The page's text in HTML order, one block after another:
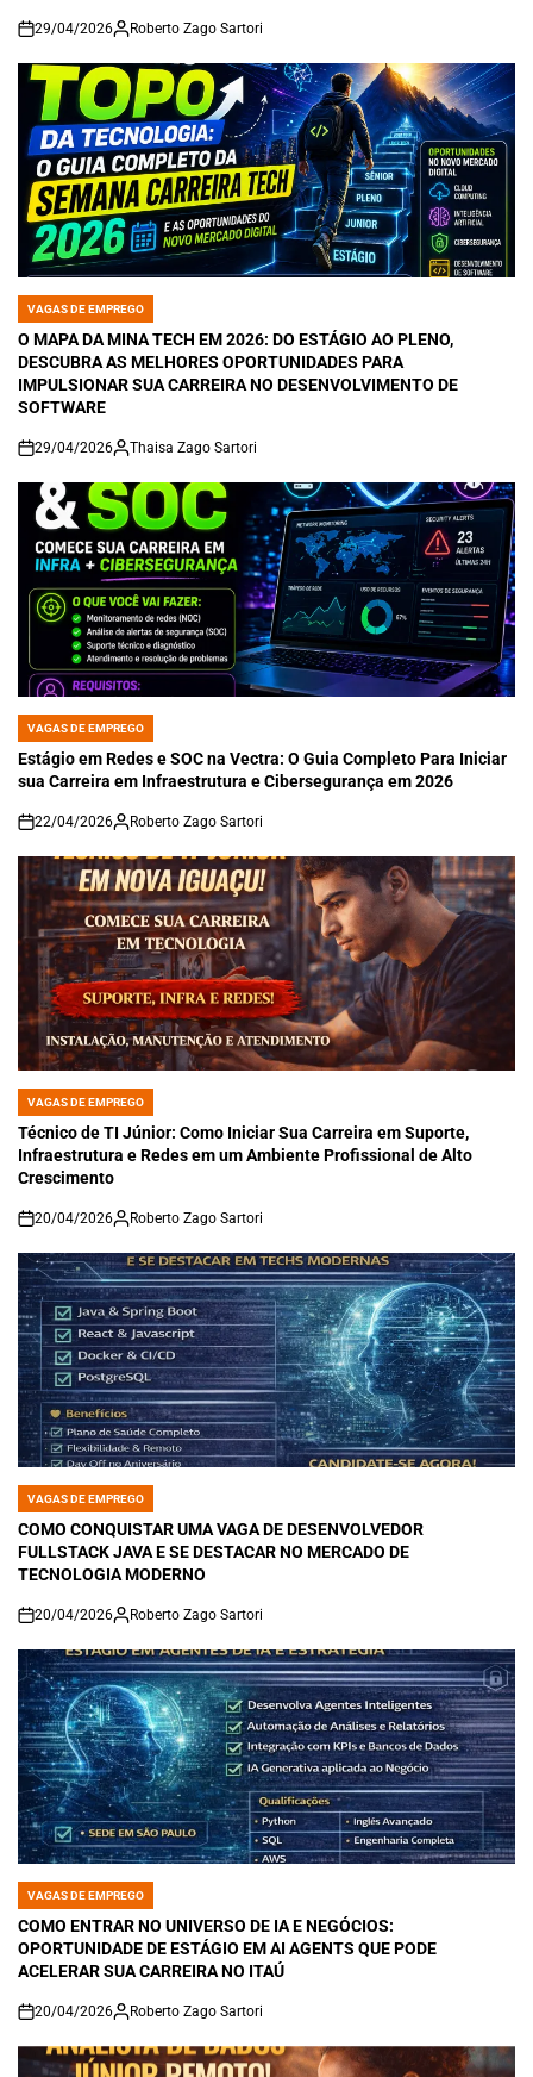
on
29/04/2026 Roberto Zago Sartori
POSTED
IN
VAGAS DE EMPREGO
O MAPA DA MINA TECH EM 2026: DO ESTÁGIO AO PLENO,
DESCUBRA AS MELHORES OPORTUNIDADES PARA
IMPULSIONAR SUA CARREIRA NO DESENVOLVIMENTO DE
SOFTWARE
on
29/04/2026 Thaisa Zago Sartori
POSTED
IN
VAGAS DE EMPREGO
Estágio em Redes e SOC na Vectra: O Guia Completo Para Iniciar
sua Carreira em Infraestrutura e Cibersegurança em 2026
on
22/04/2026 Roberto Zago Sartori
POSTED
IN
VAGAS DE EMPREGO
Técnico de TI Júnior: Como Iniciar Sua Carreira em Suporte,
Infraestrutura e Redes em um Ambiente Profissional de Alto
Crescimento
on
20/04/2026 Roberto Zago Sartori
POSTED
IN
VAGAS DE EMPREGO
COMO CONQUISTAR UMA VAGA DE DESENVOLVEDOR
FULLSTACK JAVA E SE DESTACAR NO MERCADO DE
TECNOLOGIA MODERNO
on
20/04/2026 Roberto Zago Sartori
POSTED
IN
VAGAS DE EMPREGO
COMO ENTRAR NO UNIVERSO DE IA E NEGÓCIOS:
OPORTUNIDADE DE ESTÁGIO EM AI AGENTS QUE PODE
ACELERAR SUA CARREIRA NO ITAÚ
on
20/04/2026 Roberto Zago Sartori